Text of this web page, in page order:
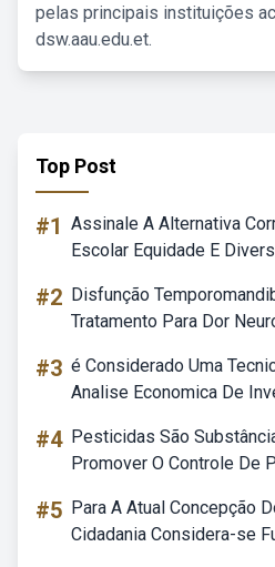
pelas principais instituições
dsw.aau.edu.et.
Top Post
#1 Assinale A Alternativa
Escolar Equidade E
#2 Disfunção
Tratamento Para Dor
#3 é Considerado Uma
Analise Economica De
#4 Pesticidas São
Promover O Controle De
#5 Para A Atual Concepção
Cidadania Considera-se